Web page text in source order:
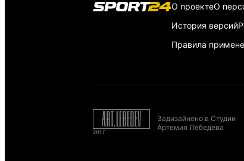
О проектеО
История версий
Правила
Задизайнено в Студии
Артемия Лебедева